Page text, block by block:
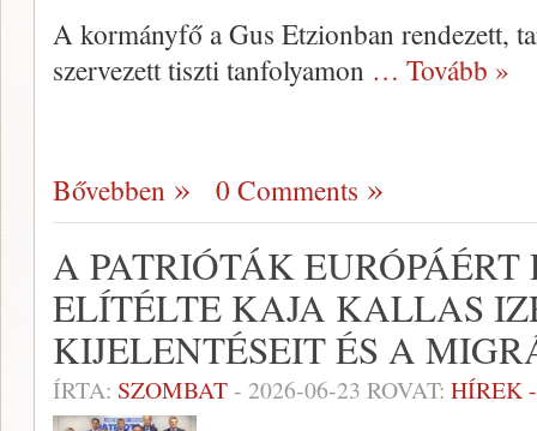
A kormányfő a Gus Etzionban rendezett,
szervezett tiszti tanfolyamon … Tovább »
Bővebben 0 Comments
A PATRIÓTÁK EURÓPÁÉRT
ELÍTÉLTE KAJA KALLAS
KIJELENTÉSEIT ÉS A
ÍRTA: SZOMBAT- 2026-06-23 ROVAT: HÍREK